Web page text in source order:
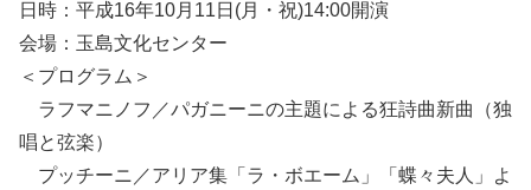
日時：平成16年10月11日(月・祝)14:00開演
会場：玉島文化センター
＜プログラム＞
ラフマニノフ／パガニーニの主題による狂詩曲新曲（独
唱と弦楽）
プッチーニ／アリア集「ラ・ボエーム」「蝶々夫人」よ